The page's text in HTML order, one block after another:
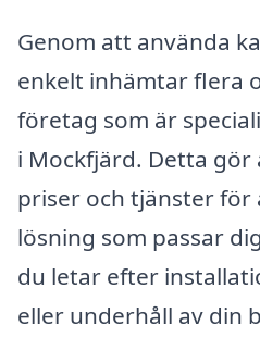
Genom att använda
enkelt inhämtar flera
företag som är
i Mockfjärd. Detta
priser och tjänster
lösning som passar
du letar efter
eller underhåll av din